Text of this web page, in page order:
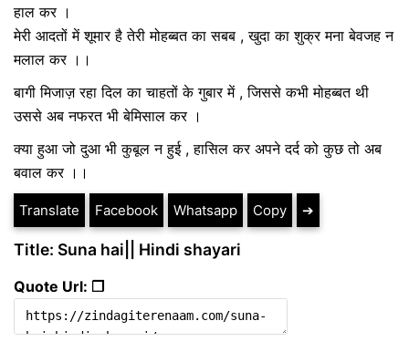
हाल कर ।
मेरी आदतों में शूमार है तेरी मोहब्बत का सबब , खुदा का शुक्र मना बेवजह न
मलाल कर ।।
बागी मिजाज़ रहा दिल का चाहतों के गुबार में , जिससे कभी मोहब्बत थी
उससे अब नफरत भी बेमिसाल कर ।
क्या हुआ जो दुआ भी कुबूल न हुई , हासिल कर अपने दर्द को कुछ तो अब
बवाल कर ।।
Translate Facebook Whatsapp Copy ➔
Title: Suna hai|| Hindi shayari
Quote Url: ❐